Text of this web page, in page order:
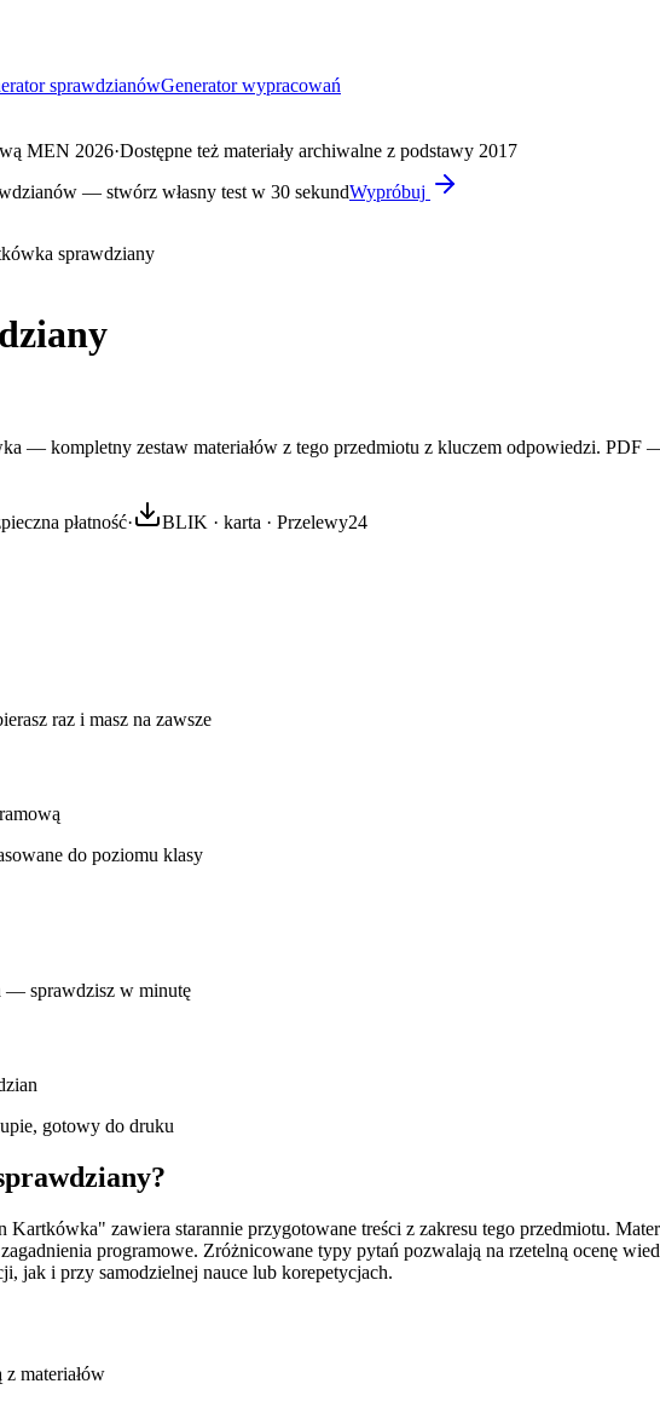
sprawdzianówGenerator wypracowań
MEN 2026·Dostępne też materiały archiwalne z podstawy 2017
— stwórz własny test w 30 sekundWypróbuj
sprawdziany
— kompletny zestaw materiałów z tego przedmiotu z kluczem odpowiedzi. PDF
płatność· BLIK · karta · Przelewy24
raz i masz na zawsze
do poziomu klasy
— sprawdzisz w minutę
gotowy do druku
?
Kartkówka" zawiera starannie przygotowane treści z zakresu tego przedmiotu.
programowe. Zróżnicowane typy pytań pozwalają na rzetelną ocenę
jak i przy samodzielnej nauce lub korepetycjach.
materiałów